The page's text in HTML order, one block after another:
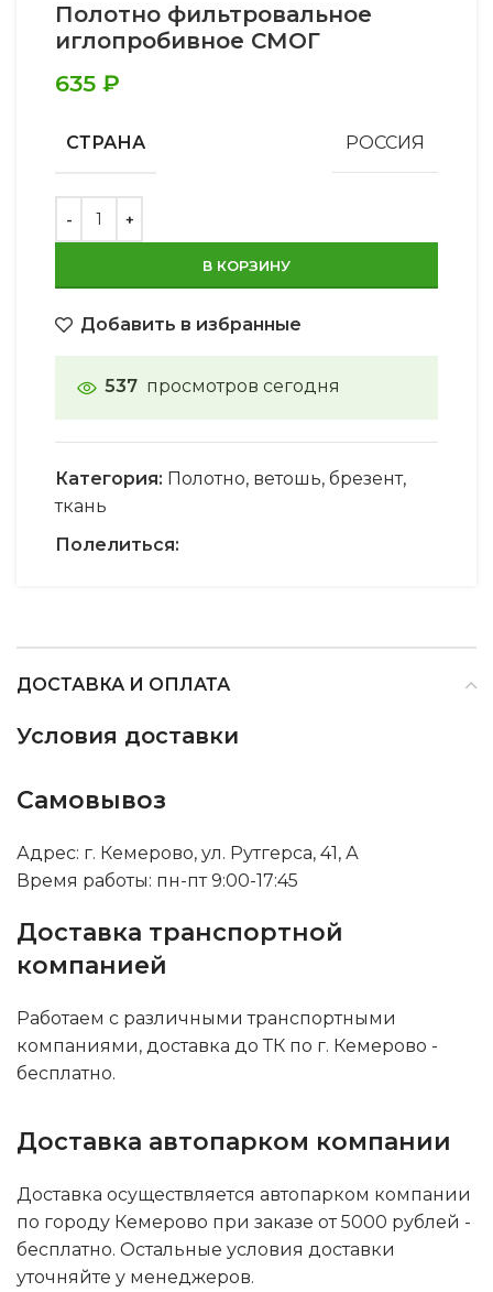
Полотно фильтровальное
иглопробивное СМОГ
635 ₽
СТРАНА РОССИЯ
В КОРЗИНУ
Добавить в избранные
537 просмотров сегодня
Категория: Полотно, ветошь, брезент,
ткань
Полелиться:
ДОСТАВКА И ОПЛАТА
Условия доставки
Самовывоз
Адрес: г. Кемерово, ул. Рутгерса, 41, А
Время работы: пн-пт 9:00-17:45
Доставка транспортной
компанией
Работаем с различными транспортными
компаниями, доставка до ТК по г. Кемерово -
бесплатно.
Доставка автопарком компании
Доставка осуществляется автопарком компании
по городу Кемерово при заказе от 5000 рублей -
бесплатно. Остальные условия доставки
уточняйте у менеджеров.